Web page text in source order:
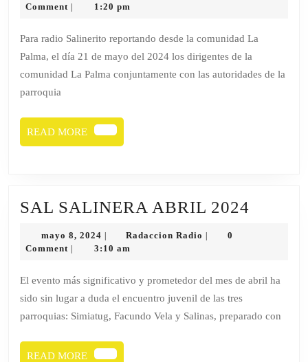
GESTIONAN
OBRAS
28,
Comment
1:20 pm
Para radio Salinerito reportando desde la comunidad La
Palma, el día 21 de mayo del 2024 los dirigentes de la
comunidad La Palma conjuntamente con las autoridades de la
parroquia
READ MORE
READ
MORE
SAL SALINERA ABRIL 2024
mayo 8, 2024 mayo
8,
Radaccion Radio Radaccion
0
Comment
3:10 am
El evento más significativo y prometedor del mes de abril ha
sido sin lugar a duda el encuentro juvenil de las tres
parroquias: Simiatug, Facundo Vela y Salinas, preparado con
READ MORE
READ